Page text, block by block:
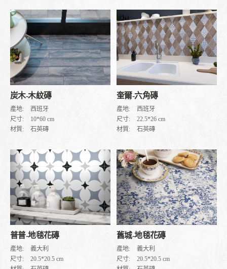
炭木-木紋磚
產地:
西班牙
尺寸:
10*60 cm
材質:
石英磚
奎爾-六角磚
產地:
西班牙
尺寸:
22.5*26 cm
材質:
石英磚
普普-地毯花磚
產地:
義大利
尺寸:
20.5*20.5 cm
舊城-地毯花磚
產地:
義大利
尺寸:
20.5*20.5 cm